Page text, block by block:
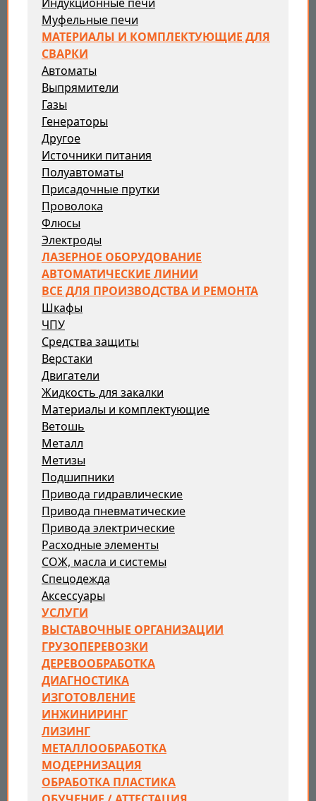
Муфельные печи
МАТЕРИАЛЫ И КОМПЛЕКТУЮЩИЕ ДЛЯ
СВАРКИ
Автоматы
Выпрямители
Газы
Генераторы
Другое
Источники питания
Полуавтоматы
Присадочные прутки
Проволока
Флюсы
Электроды
ЛАЗЕРНОЕ ОБОРУДОВАНИЕ
АВТОМАТИЧЕСКИЕ ЛИНИИ
ВСЕ ДЛЯ ПРОИЗВОДСТВА И РЕМОНТА
Шкафы
ЧПУ
Средства защиты
Верстаки
Двигатели
Жидкость для закалки
Материалы и комплектующие
Ветошь
Металл
Метизы
Подшипники
Привода гидравлические
Привода пневматические
Привода электрические
Расходные элементы
СОЖ, масла и системы
Спецодежда
Аксессуары
УСЛУГИ
ВЫСТАВОЧНЫЕ ОРГАНИЗАЦИИ
ГРУЗОПЕРЕВОЗКИ
ДЕРЕВООБРАБОТКА
ДИАГНОСТИКА
ИЗГОТОВЛЕНИЕ
ИНЖИНИРИНГ
ЛИЗИНГ
МЕТАЛЛООБРАБОТКА
МОДЕРНИЗАЦИЯ
ОБРАБОТКА ПЛАСТИКА